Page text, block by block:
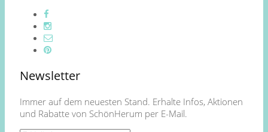
Newsletter
Immer auf dem neuesten Stand. Erhalte Infos, Aktionen
und Rabatte von SchönHerum per E-Mail.